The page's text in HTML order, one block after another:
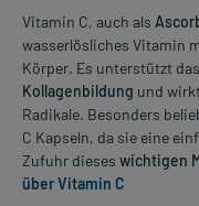
Vitamin C, auch als
wasserlösliches Vitamin
Körper. Es unterstützt
Kollagenbildung und
Radikale. Besonders
C Kapseln, da sie eine
Zufuhr dieses wichtigen
über Vitamin C